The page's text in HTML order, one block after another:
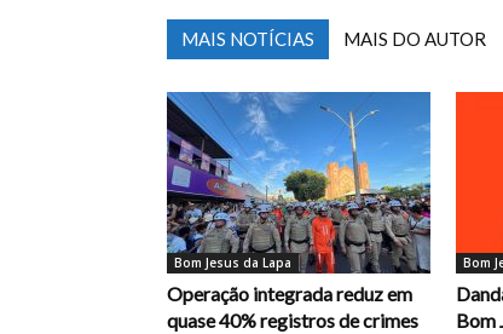
MAIS NOTÍCIAS MAIS DO AUTOR
Bom Jesus da Lapa
Operação integrada reduz em
quase 40% registros de crimes
Bom
Bom